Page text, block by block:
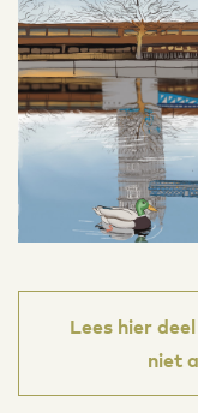
Lees hier
niet